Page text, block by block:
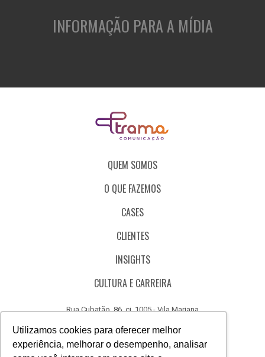
Utilizamos cookies para oferecer melhor
experiência, melhorar o desempenho, analisar
INFORMAÇÃO PARA A MÍDIA
QUEM SOMOS
O QUE FAZEMOS
CASES
CLIENTES
INSIGHTS
CULTURA E CARREIRA
Rua Cubatão, 86, cj. 1005 - Vila Mariana
CÓDIGO DE ÉTICA